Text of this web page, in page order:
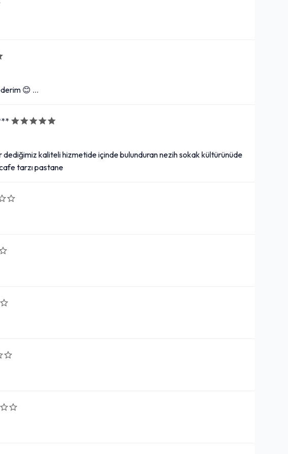
😊 …
kaliteli hizmetide içinde bulunduran nezih sokak kültürünüde
tarzı pastane